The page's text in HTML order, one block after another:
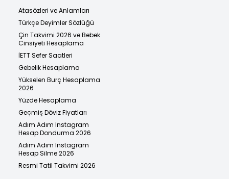
Atasözleri ve Anlamları
Türkçe Deyimler Sözlüğü
Çin Takvimi 2026 ve Bebek
Cinsiyeti Hesaplama
İETT Sefer Saatleri
Gebelik Hesaplama
Yükselen Burç Hesaplama
2026
Yüzde Hesaplama
Geçmiş Döviz Fiyatları
Adım Adım Instagram
Hesap Dondurma 2026
Adım Adım Instagram
Hesap Silme 2026
Resmi Tatil Takvimi 2026